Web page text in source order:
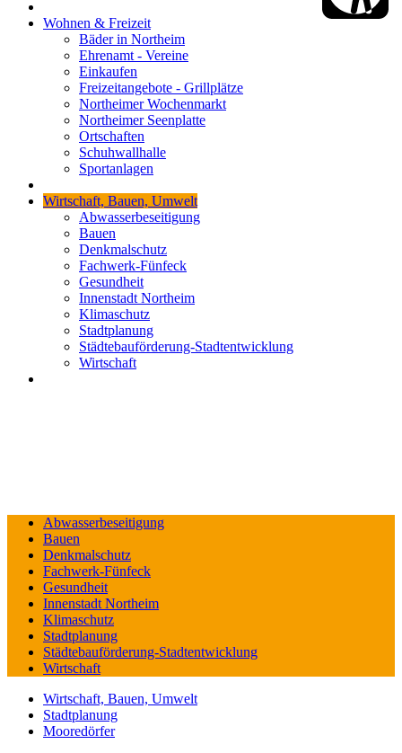
Wohnen & Freizeit
Bäder in Northeim
Ehrenamt - Vereine
Einkaufen
Freizeitangebote - Grillplätze
Northeimer Wochenmarkt
Northeimer Seenplatte
Ortschaften
Schuhwallhalle
Sportanlagen
Wirtschaft, Bauen, Umwelt
Abwasserbeseitigung
Bauen
Denkmalschutz
Fachwerk-Fünfeck
Gesundheit
Innenstadt Northeim
Klimaschutz
Stadtplanung
Städtebauförderung-Stadtentwicklung
Wirtschaft
Abwasserbeseitigung
Bauen
Denkmalschutz
Fachwerk-Fünfeck
Gesundheit
Innenstadt Northeim
Klimaschutz
Stadtplanung
Städtebauförderung-Stadtentwicklung
Wirtschaft
Wirtschaft, Bauen, Umwelt
Stadtplanung
Mooredörfer